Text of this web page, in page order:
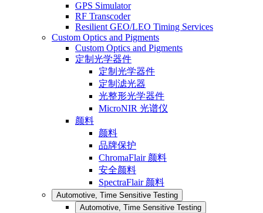
GPS Simulator
RF Transcoder
Resilient GEO/LEO Timing Services
Custom Optics and Pigments
Custom Optics and Pigments
定制光学器件
定制光学器件
定制滤光器
光整形光学器件
MicroNIR 光谱仪
颜料
颜料
品牌保护
ChromaFlair 颜料
安全颜料
SpectraFlair 颜料
Automotive, Time Sensitive Testing
Automotive, Time Sensitive Testing